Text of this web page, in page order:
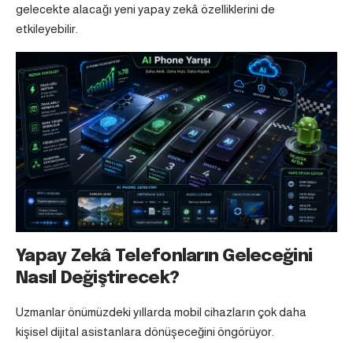
gelecekte alacağı yeni yapay zekâ özelliklerini de
etkileyebilir.
Yapay Zekâ Telefonların Geleceğini
Nasıl Değiştirecek?
Uzmanlar önümüzdeki yıllarda mobil cihazların çok daha
kişisel dijital asistanlara dönüşeceğini öngörüyor.